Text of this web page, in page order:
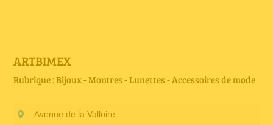
ARTBIMEX
Rubrique : Bijoux - Montres - Lunettes - Accessoires de mode
Avenue de la Valloire